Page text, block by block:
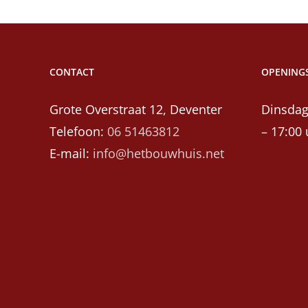
CONTACT
Grote Overstraat 12, Deventer
Telefoon: 06 51463812
E-mail: info@hetbouwhuis.net
– 17:00